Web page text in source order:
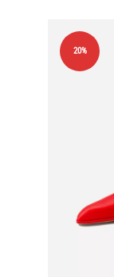
20%